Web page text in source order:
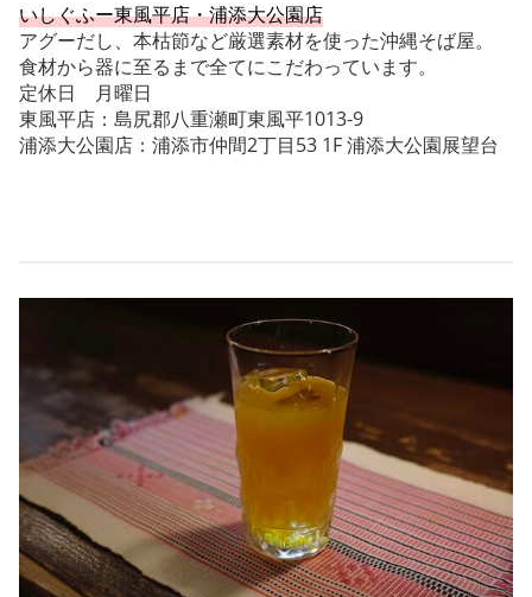
いしぐふー東風平店・浦添大公園店
アグーだし、本枯節など厳選素材を使った沖縄そば屋。
食材から器に至るまで全てにこだわっています。
定休日 月曜日
東風平店：島尻郡八重瀬町東風平1013-9
浦添大公園店：浦添市仲間2丁目53 1F 浦添大公園展望台